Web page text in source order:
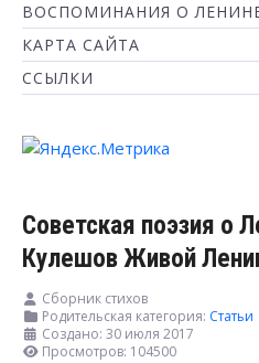
ВОСПОМИНАНИЯ О
КАРТА САЙТА
ССЫЛКИ
Советская поэзия о
Кулешов Живой
Сборник стихов
Родительская категория: Статьи
Создано: 30 июля 2017
Просмотров: 104500